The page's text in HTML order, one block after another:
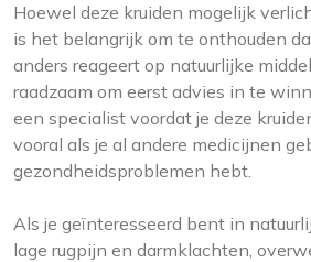
Hoewel deze kruiden mogelijk
is het belangrijk om te onthouden
anders reageert op natuurlijke
raadzaam om eerst advies in te
een specialist voordat je deze
vooral als je al andere medicijnen
gezondheidsproblemen hebt.
Als je geïnteresseerd bent in
lage rugpijn en darmklachten,